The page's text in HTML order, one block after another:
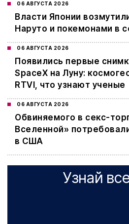
06 АВГУСТА 2026
Власти Японии
Наруто и покемонами в
06 АВГУСТА 2026
Появились первые
SpaceX на Луну:
RTVI, что узнают ученые
06 АВГУСТА 2026
Обвиняемого в секс-
Вселенной»
в США
Узнай